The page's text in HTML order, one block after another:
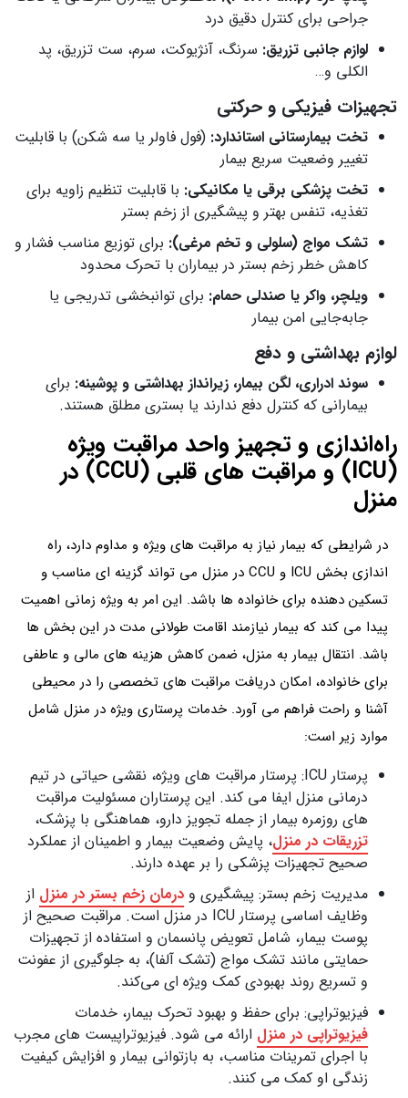
جراحی برای کنترل دقیق درد
لوازم جانبی تزریق: سرنگ، آنژیوکت، سرم، ست تزریق، پد
الکلی و…
تجهیزات فیزیکی و حرکتی
تخت بیمارستانی استاندارد: (فول فاولر یا سه شکن) با قابلیت
تغییر وضعیت سریع بیمار
تخت پزشکی برقی یا مکانیکی: با قابلیت تنظیم زاویه برای
تغذیه، تنفس بهتر و پیشگیری از زخم بستر
تشک مواج (سلولی و تخم مرغی): برای توزیع مناسب فشار و
کاهش خطر زخم بستر در بیماران با تحرک محدود
ویلچر، واکر یا صندلی حمام: برای توانبخشی تدریجی یا
جابه‌جایی امن بیمار
لوازم بهداشتی و دفع
سوند ادراری، لگن بیمار، زیرانداز بهداشتی و پوشینه: برای
بیمارانی که کنترل دفع ندارند یا بستری مطلق هستند.
راه‌اندازی و تجهیز واحد مراقبت ویژه
(ICU) و مراقبت‌ های قلبی (CCU) در
منزل
در شرایطی که بیمار نیاز به مراقبت‌ های ویژه و مداوم دارد، راه‌
اندازی بخش ICU و CCU در منزل می‌ تواند گزینه‌ ای مناسب و
تسکین‌ دهنده برای خانواده‌ ها باشد. این امر به ویژه زمانی اهمیت
پیدا می‌ کند که بیمار نیازمند اقامت طولانی‌ مدت در این بخش‌ ها
باشد. انتقال بیمار به منزل، ضمن کاهش هزینه‌ های مالی و عاطفی
برای خانواده، امکان دریافت مراقبت‌ های تخصصی را در محیطی
آشنا و راحت فراهم می‌ آورد. خدمات پرستاری ویژه در منزل شامل
موارد زیر است:
پرستار ICU: پرستار مراقبت‌ های ویژه، نقشی حیاتی در تیم
درمانی منزل ایفا می‌ کند. این پرستاران مسئولیت مراقبت‌
های روزمره بیمار از جمله تجویز دارو، هماهنگی با پزشک،
تزریقات در منزل، پایش وضعیت بیمار و اطمینان از عملکرد
صحیح تجهیزات پزشکی را بر عهده دارند.
مدیریت زخم بستر: پیشگیری و درمان زخم بستر در منزل از
وظایف اساسی پرستار ICU در منزل است. مراقبت صحیح از
پوست بیمار، شامل تعویض پانسمان و استفاده از تجهیزات
حمایتی مانند تشک مواج (تشک آلفا)، به جلوگیری از عفونت
و تسریع روند بهبودی کمک ویژه ای می‌کند.
فیزیوتراپی: برای حفظ و بهبود تحرک بیمار، خدمات
فیزیوتراپی در منزل ارائه می‌ شود. فیزیوتراپیست‌ های مجرب
با اجرای تمرینات مناسب، به بازتوانی بیمار و افزایش کیفیت
زندگی او کمک می‌ کنند.